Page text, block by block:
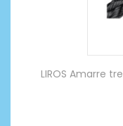
LIROS Amarre